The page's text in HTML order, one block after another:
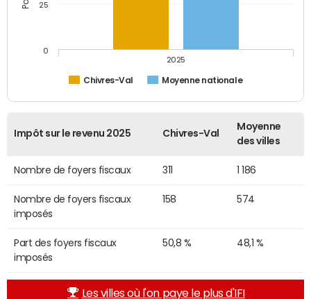
Chivres-Val Moyenne nationale
2025
0
25
Impôt sur le revenu 2025 Chivres-Val
Moyenne
des villes
Nombre de foyers fiscaux 311 1 186
Nombre de foyers fiscaux
imposés
158 574
Part des foyers fiscaux
imposés
50,8 % 48,1 %
Les villes où l'on paye le plus d'IFI